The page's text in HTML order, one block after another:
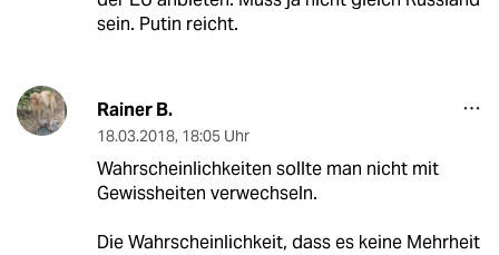
sein. Putin reicht.
Rainer B.
18.03.2018, 18:05 Uhr
Wahrscheinlichkeiten sollte man nicht mit
Gewissheiten verwechseln.
Die Wahrscheinlichkeit, dass es keine Mehrheit